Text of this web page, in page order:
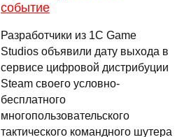
событие
Разработчики из 1С Game
Studios объявили дату выхода в
сервисе цифровой дистрибуции
Steam своего условно-
бесплатного
многопользовательского
тактического командного шутера